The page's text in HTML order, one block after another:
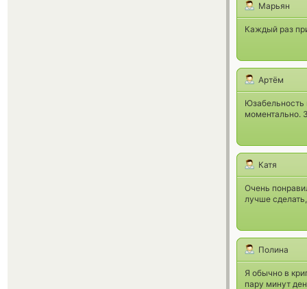
Марьян
Каждый раз
Артём
Юзабельность
моментально.
Катя
Очень
лучше
Полина
Я обычно в
пару минут